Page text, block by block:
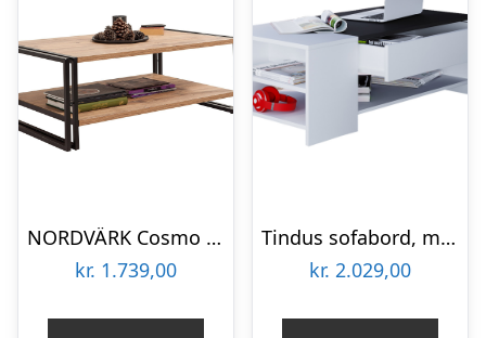
NORDVÄRK Cosmo Rectus sofabord, m. 1 hylde – Atlantic Pine melamin og sort metal (110×70)
kr. 1.739,00
Tindus sofabord, m. 3 hylder og 1 skuffe – hvid og sort træ
kr. 2.029,00